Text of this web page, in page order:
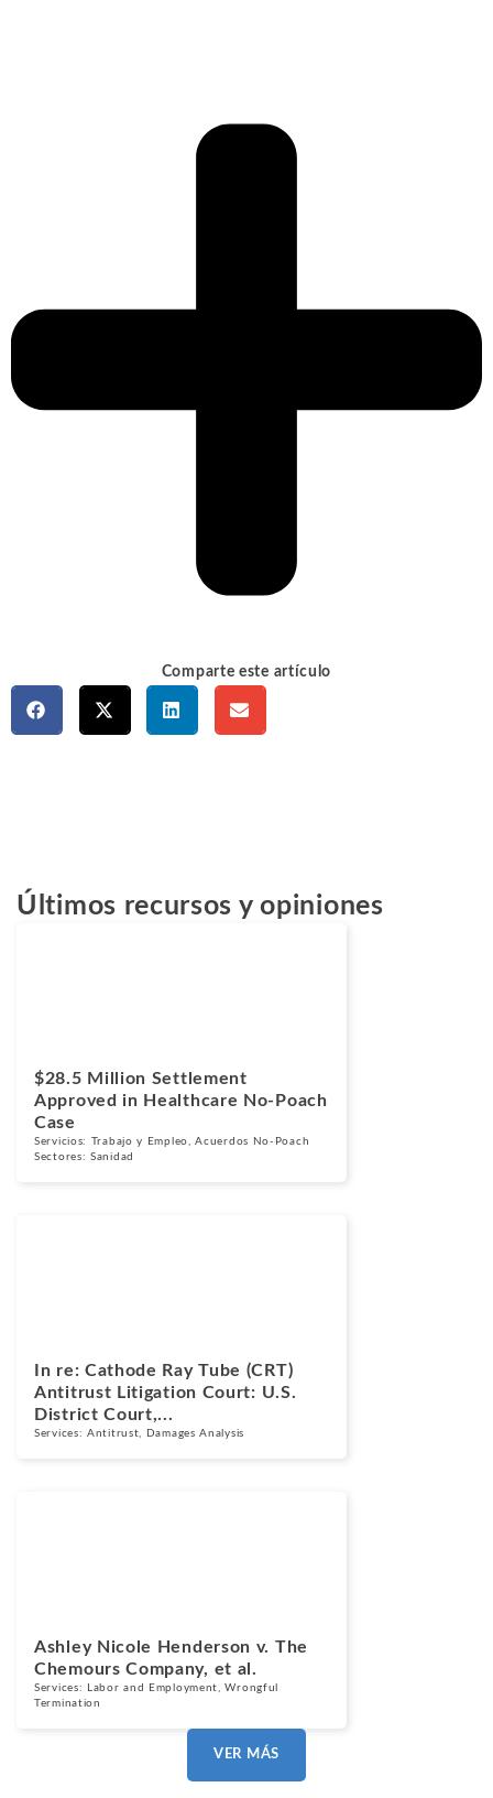
Comparte este artículo
Últimos recursos y opiniones
$28.5 Million Settlement
Approved in Healthcare No-Poach
Case
Servicios: Trabajo y Empleo,Acuerdos No-Poach
Sectores:Sanidad
In re: Cathode Ray Tube (CRT)
Antitrust Litigation Court: U.S.
District Court,...
Services:Antitrust, Damages Analysis
Ashley Nicole Henderson v. The
Chemours Company, et al.
Services: Labor and Employment,Wrongful
Termination
VER MÁS